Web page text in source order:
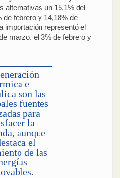
alternativas un 15,1% del
de febrero y 14,18% de
importación representó el
marzo, el 3% de febrero y
e
son las
fuentes
para
la
aunque
el
de las